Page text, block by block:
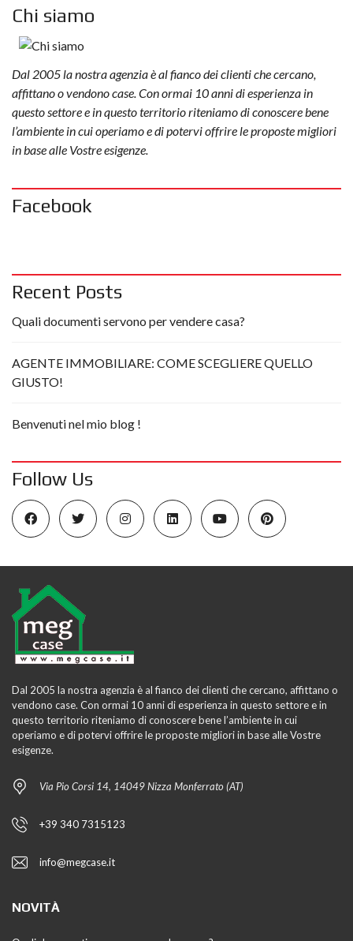
Chi siamo
Dal 2005 la nostra agenzia è al fianco dei clienti che cercano,
affittano o vendono case. Con ormai 10 anni di esperienza in
questo settore e in questo territorio riteniamo di conoscere bene
l’ambiente in cui operiamo e di potervi offrire le proposte migliori
in base alle Vostre esigenze.
Facebook
Recent Posts
Quali documenti servono per vendere casa?
AGENTE IMMOBILIARE: COME SCEGLIERE QUELLO
GIUSTO!
Benvenuti nel mio blog !
Follow Us
Dal 2005 la nostra agenzia è al fianco dei clienti che cercano, affittano o
vendono case. Con ormai 10 anni di esperienza in questo settore e in
questo territorio riteniamo di conoscere bene l’ambiente in cui
operiamo e di potervi offrire le proposte migliori in base alle Vostre
esigenze.
Via Pio Corsi 14, 14049 Nizza Monferrato (AT)
+39 340 7315123
info@megcase.it
NOVITÀ